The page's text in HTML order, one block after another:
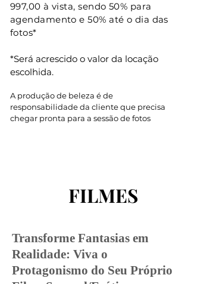
997,00 à vista, sendo 50% para
agendamento e 50% até o dia das
fotos*
*Será acrescido o valor da locação
escolhida.
A produção de beleza é de
responsabilidade da cliente que precisa
chegar pronta para a sessão de fotos
FILMES
FILMES
Transforme Fantasias em
Realidade: Viva o
Protagonismo do Seu Próprio